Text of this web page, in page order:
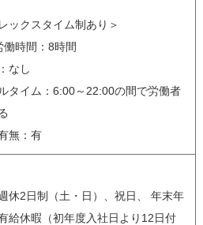
ックスタイム制あり＞
働時間：8時間
なし
タイム：6:00～22:00の間で労働者
無：有
休2日制（土・日）、祝日、 年末年
給休暇（初年度入社日より12日付